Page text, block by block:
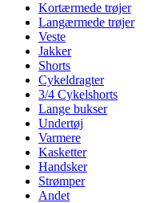
Kortærmede trøjer
Langærmede trøjer
Veste
Jakker
Shorts
Cykeldragter
3/4 Cykelshorts
Lange bukser
Undertøj
Varmere
Kasketter
Handsker
Strømper
Andet